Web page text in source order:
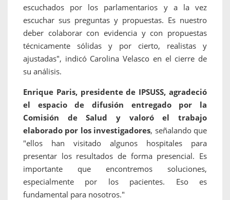
escuchados por los parlamentarios y a la vez
escuchar sus preguntas y propuestas. Es nuestro
deber colaborar con evidencia y con propuestas
técnicamente sólidas y por cierto, realistas y
ajustadas", indicó Carolina Velasco en el cierre de
su análisis.
Enrique Paris, presidente de IPSUSS, agradeció
el espacio de difusión entregado por la
Comisión de Salud y valoró el trabajo
elaborado por los investigadores, señalando que
"ellos han visitado algunos hospitales para
presentar los resultados de forma presencial. Es
importante que encontremos soluciones,
especialmente por los pacientes. Eso es
fundamental para nosotros."